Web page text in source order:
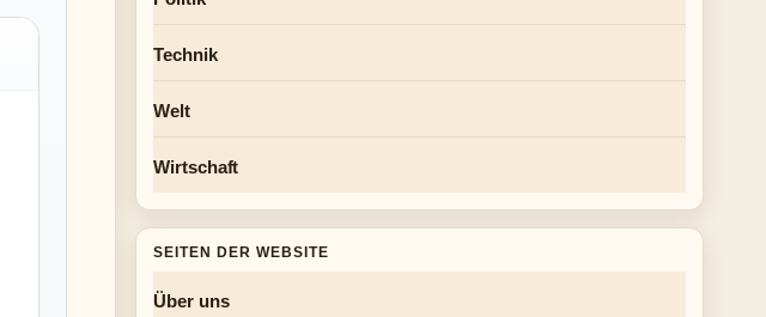
Technik
Welt
Wirtschaft
SEITEN DER WEBSITE
Über uns